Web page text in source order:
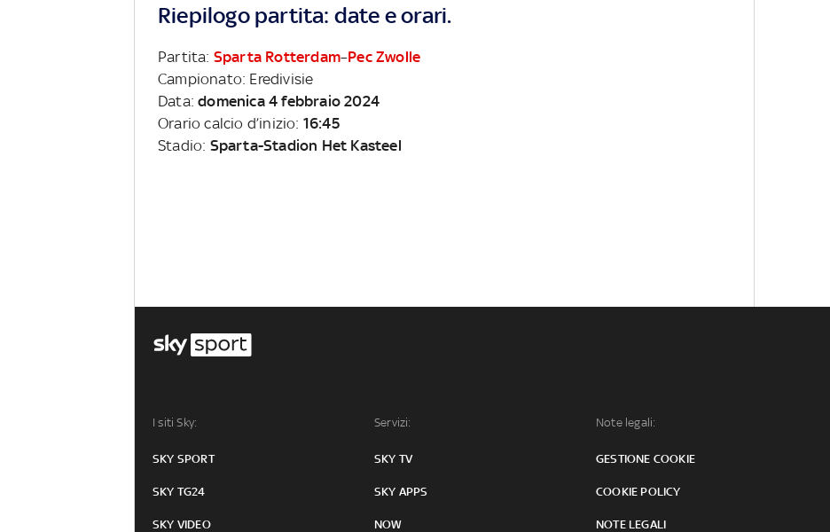
Riepilogo partita: date e orari.
Partita: Sparta Rotterdam–Pec Zwolle
Campionato: Eredivisie
Data:domenica 4 febbraio 2024
Orario calcio d’inizio: 16:45
Stadio: Sparta-Stadion Het Kasteel
I siti Sky:
SKY SPORT
SKY TG24
SKY VIDEO
Servizi:
SKY TV
SKY APPS
NOW
Note legali:
GESTIONE COOKIE
COOKIE POLICY
NOTE LEGALI